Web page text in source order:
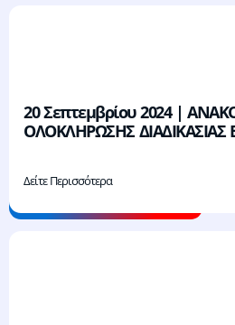
20 Σεπτεμβρίου 2024 |
ΟΛΟΚΛΗΡΩΣΗΣ
Δείτε Περισσότερα